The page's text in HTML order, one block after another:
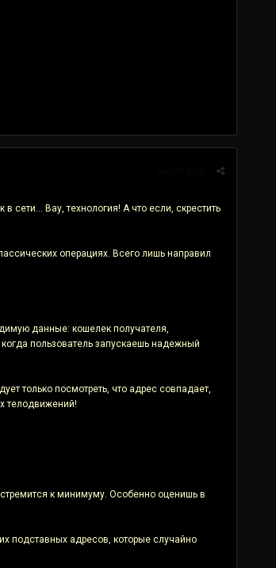
сети... Вау, технология! А что если, скрестить
операциях. Всего лишь направил
данные: кошелек получателя,
пользователь запускаешь надежный
только посмотреть, что адрес совпадает,
телодвижений!
к минимуму. Особенно оценишь в
подставных адресов, которые случайно